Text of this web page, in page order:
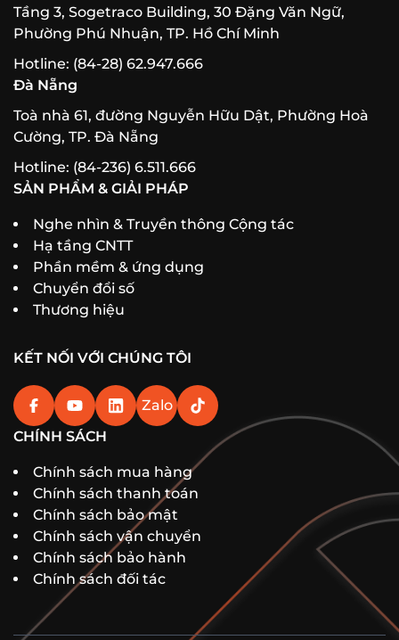
Tầng 3, Sogetraco Building, 30 Đặng Văn Ngữ,
Phường Phú Nhuận, TP. Hồ Chí Minh
Hotline: (84-28) 62.947.666
Đà Nẵng
Toà nhà 61, đường Nguyễn Hữu Dật, Phường Hoà
Cường, TP. Đà Nẵng
Hotline: (84-236) 6.511.666
SẢN PHẨM & GIẢI PHÁP
Nghe nhìn & Truyền thông Cộng tác
Hạ tầng CNTT
Phần mềm & ứng dụng
Chuyển đổi số
Thương hiệu
KẾT NỐI VỚI CHÚNG TÔI
Zalo
CHÍNH SÁCH
Chính sách mua hàng
Chính sách thanh toán
Chính sách bảo mật
Chính sách vận chuyển
Chính sách bảo hành
Chính sách đối tác